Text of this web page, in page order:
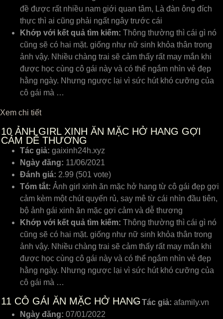
đề được rất nhiều nam giới quan tâm, Là đàn ông đích
thực thì ai cũng phải ngất ngây trước cái
Khớp với kết quả tìm kiếm: Thông thường thì cái gì nó
cũng sẽ có hai mặt. giống như nữ sinh khỏa thân trong
ảnh vậy. Nhiều chàng trai sẽ cảm thấy rất may mắn khi
được học cùng cô gái này và có thể ngắm nhìn vẻ đẹp
hằng ngày. Nhưng ngược lại vì sức hút khó cưỡng của
cô gái mà …
Xem chi tiết
10 ẢNH GIRL XINH ĂN MẶC HỞ HANG GỢI
CẢM DỄ THƯƠNG
Tác giả: gaixinh24h.xyz
Ngày đăng: 11/06/2021
Đánh giá: 2.99 (501 vote)
Tóm tắt: Ảnh girl xinh ăn mặc hở hang từ cô gái đẹp gợi
cảm kèm một chút quyến rủ, say mê từ cái nhìn đầu tiên,
bộ ảnh gái xinh ăn mặc gợi cảm và dễ thương
Khớp với kết quả tìm kiếm: Thông thường thì cái gì nó
cũng sẽ có hai mặt. giống như nữ sinh khỏa thân trong
ảnh vậy. Nhiều chàng trai sẽ cảm thấy rất may mắn khi
được học cùng cô gái này và có thể ngắm nhìn vẻ đẹp
hằng ngày. Nhưng ngược lại vì sức hút khó cưỡng của
cô gái mà …
11 CÔ GÁI ĂN MẶC HỞ HANG Tác giả: afamily.vn
Ngày đăng: 07/01/2022